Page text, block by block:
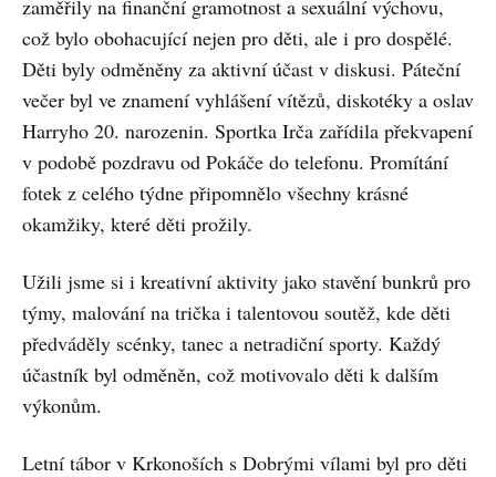
zaměřily na finanční gramotnost a sexuální výchovu,
což bylo obohacující nejen pro děti, ale i pro dospělé.
Děti byly odměněny za aktivní účast v diskusi. Páteční
večer byl ve znamení vyhlášení vítězů, diskotéky a oslav
Harryho 20. narozenin. Sportka Irča zařídila překvapení
v podobě pozdravu od Pokáče do telefonu. Promítání
fotek z celého týdne připomnělo všechny krásné
okamžiky, které děti prožily.
Užili jsme si i kreativní aktivity jako stavění bunkrů pro
týmy, malování na trička i talentovou soutěž, kde děti
předváděly scénky, tanec a netradiční sporty. Každý
účastník byl odměněn, což motivovalo děti k dalším
výkonům.
Letní tábor v Krkonoších s Dobrými vílami byl pro děti